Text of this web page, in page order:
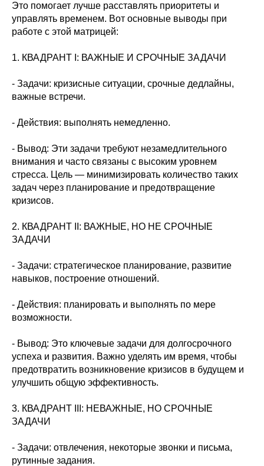
Это помогает лучше расставлять приоритеты и
управлять временем. Вот основные выводы при
работе с этой матрицей:
1. КВАДРАНТ I: ВАЖНЫЕ И СРОЧНЫЕ ЗАДАЧИ
- Задачи: кризисные ситуации, срочные дедлайны,
важные встречи.
- Действия: выполнять немедленно.
- Вывод: Эти задачи требуют незамедлительного
внимания и часто связаны с высоким уровнем
стресса. Цель — минимизировать количество таких
задач через планирование и предотвращение
кризисов.
2. КВАДРАНТ II: ВАЖНЫЕ, НО НЕ СРОЧНЫЕ
ЗАДАЧИ
- Задачи: стратегическое планирование, развитие
навыков, построение отношений.
- Действия: планировать и выполнять по мере
возможности.
- Вывод: Это ключевые задачи для долгосрочного
успеха и развития. Важно уделять им время, чтобы
предотвратить возникновение кризисов в будущем и
улучшить общую эффективность.
3. КВАДРАНТ III: НЕВАЖНЫЕ, НО СРОЧНЫЕ
ЗАДАЧИ
- Задачи: отвлечения, некоторые звонки и письма,
рутинные задания.